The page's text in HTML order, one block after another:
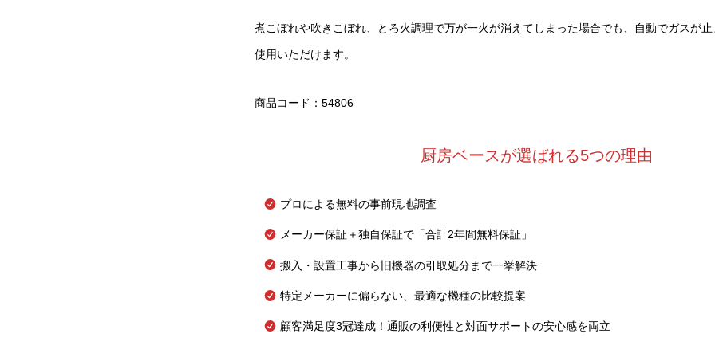
煮こぼれや吹きこぼれ、とろ火調理で万が一火が消えてしまった場合でも、自動でガスが
使用いただけます。
商品コード：54806
厨房ベースが選ばれる5つの理由
プロによる無料の事前現地調査
メーカー保証＋独自保証で「合計2年間無料保証」
搬入・設置工事から旧機器の引取処分まで一挙解決
特定メーカーに偏らない、最適な機種の比較提案
顧客満足度3冠達成！通販の利便性と対面サポートの安心感を両立